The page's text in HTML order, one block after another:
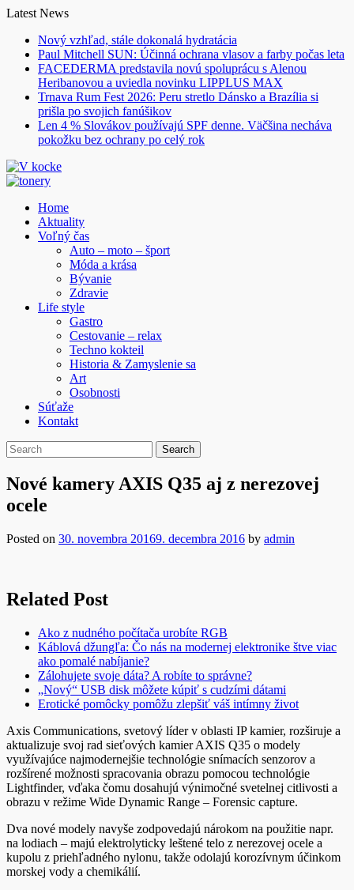
Skip
content
Latest News
Nový vzhľad, stále dokonalá hydratácia
Paul Mitchell SUN: Účinná ochrana vlasov a farby počas leta
FACEDERMA predstavila novú spoluprácu s Alenou
Heribanovou a uviedla novinku LIPPLUS MAX
Trnava Rum Fest 2026: Peru stretlo Dánsko a Brazília si
prišla po svojich fanúšikov
Len 4 % Slovákov používajú SPF denne. Väčšina necháva
pokožku bez ochrany po celý rok
Home
Aktuality
Voľný čas
Auto – moto – šport
Móda a krása
Bývanie
Zdravie
Life style
Gastro
Cestovanie – relax
Techno kokteil
Historia & Zamyslenie sa
Art
Osobnosti
Súťaže
Kontakt
Nové kamery AXIS Q35 aj z nerezovej
ocele
Posted on 30. novembra 20169. decembra 2016 by admin
Related Post
Ako z nudného počítača urobíte RGB
Káblová džungľa: Čo nás na modernej elektronike štve viac
ako pomalé nabíjanie?
Zálohujete svoje dáta? A robíte to správne?
„Nový“ USB disk môžete kúpiť s cudzími dátami
Erotické pomôcky pomôžu zlepšiť váš intímny život
Axis Communications, svetový líder v oblasti IP kamier, rozširuje a
aktualizuje svoj rad sieťových kamier AXIS Q35 o modely
využívajúce najmodernejšie technológie snímacích senzorov a
rozšírené možnosti spracovania obrazu pomocou technológie
Lightfinder, vďaka čomu dosahujú výnimočné svetelnej citlivosti a
obrazu v režime Wide Dynamic Range – Forensic capture.
Dva nové modely navyše zodpovedajú nárokom na použitie napr.
na lodiach – majú elektrolyticky leštené telo z nerezovej ocele a
kupolu z priehľadného nylonu, takže odolajú korozívnym účinkom
morskej vody a chemikálií.